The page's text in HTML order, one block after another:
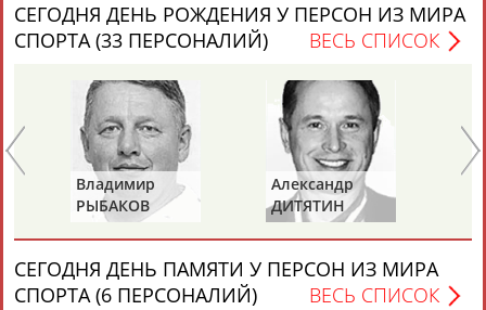
Камалудин
АБДУЛДАУДОВ
Абдула
АБДУЛЖАЛИЛОВ
Магомед
АБДУЛКАГИРОВ
Назир
АБДУЛЛАЕВ
ЕЩЁ ПЕРСОНЫ
СЕГОДНЯ ДЕНЬ РОЖДЕНИЯ У ПЕРСОН ИЗ МИРА
СПОРТА (33 ПЕРСОНАЛИЙ)
ВЕСЬ СПИСОК
Владимир
РЫБАКОВ
Александр
ДИТЯТИН
СЕГОДНЯ ДЕНЬ ПАМЯТИ У ПЕРСОН ИЗ МИРА
СПОРТА (6 ПЕРСОНАЛИЙ)
ВЕСЬ СПИСОК